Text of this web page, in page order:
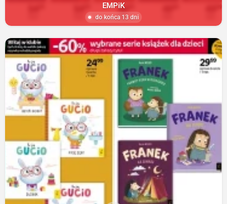
EMPiK
do końca 13 dni